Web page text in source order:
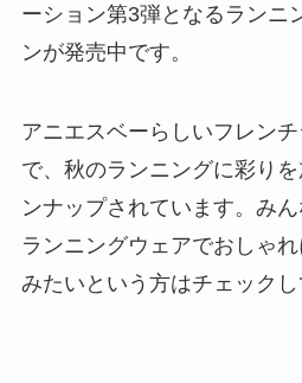
ーション第3弾となるランニ
ンが発売中です。
アニエスベーらしいフレン
で、秋のランニングに彩り
ンナップされています。み
ランニングウェアでおしゃ
みたいという方はチェックし